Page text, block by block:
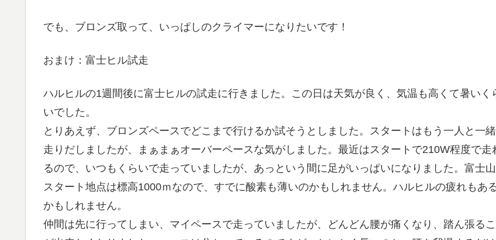
でも、ブロンズ取って、いっぱしのクライマーになりたいです！
おまけ：富士ヒル試走
ハルヒルの1週間後に富士ヒルの試走に行きました。この日は天気が良く、気温も高くて暑いく
いでした。
とりあえず、ブロンズペースでどこまで行けるか試そうとしました。スタートはもう一人と一
走りだしましたが、まぁまぁオーバーペースな気がしました。最近はスタートで210W程度で走
るので、いつもくらいで走っていましたが、あっという間に足がいっぱいになりました。富士
スタート地点は標高1000ｍなので、すでに酸素も薄いのかもしれません。ハルヒルの疲れもあ
かもしれません。
仲間は先に行ってしまい、マイペースで走っていましたが、どんどん腰が痛くなり、踏ん張るこ